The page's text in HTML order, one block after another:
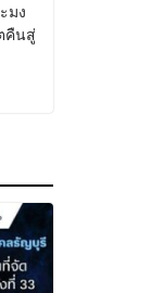
มง
คืนสู่